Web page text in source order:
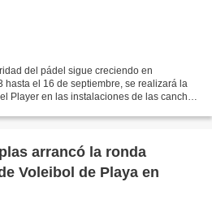
del pádel sigue creciendo en
hasta el 16 de septiembre, se realizará la
Player en las instalaciones de las canchas
arrancó la ronda
Voleibol de Playa en